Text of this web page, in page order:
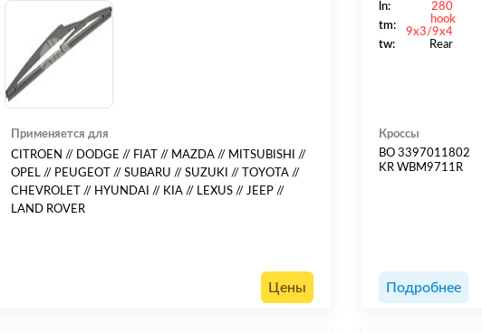
Применяется для
CITROEN // DODGE // FIAT // MAZDA // MITSUBISHI //
OPEL // PEUGEOT // SUBARU // SUZUKI // TOYOTA //
CHEVROLET // HYUNDAI // KIA // LEXUS // JEEP //
LAND ROVER
Цены
ln:
280
tm:
hook
9x3/9x4
tw:
Rear
Кроссы
BO 3397011802
KR WBM9711R
Подробнее